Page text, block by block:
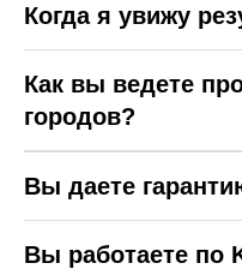
Когда я увижу
Как вы ведете
городов?
Вы даете
Вы работаете по